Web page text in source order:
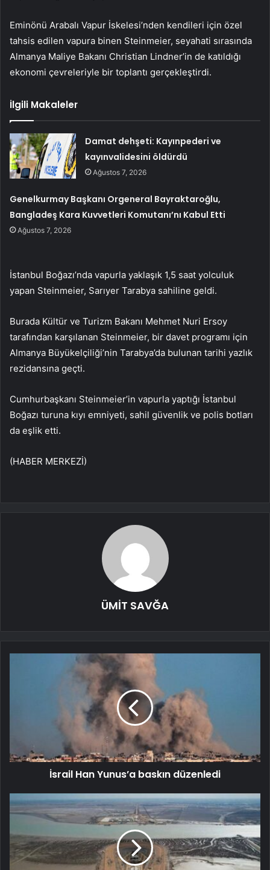
Eminönü Arabalı Vapur İskelesi’nden kendileri için özel
tahsis edilen vapura binen Steinmeier, seyahati sırasında
Almanya Maliye Bakanı Christian Lindner’in de katıldığı
ekonomi çevreleriyle bir toplantı gerçekleştirdi.
İlgili Makaleler
Damat dehşeti: Kayınpederi ve
kayınvalidesini öldürdü
Ağustos 7, 2026
Genelkurmay Başkanı Orgeneral Bayraktaroğlu,
Bangladeş Kara Kuvvetleri Komutanı’nı Kabul Etti
Ağustos 7, 2026
İstanbul Boğazı’nda vapurla yaklaşık 1,5 saat yolculuk
yapan Steinmeier, Sarıyer Tarabya sahiline geldi.
Burada Kültür ve Turizm Bakanı Mehmet Nuri Ersoy
tarafından karşılanan Steinmeier, bir davet programı için
Almanya Büyükelçiliği’nin Tarabya’da bulunan tarihi yazlık
rezidansına geçti.
Cumhurbaşkanı Steinmeier’in vapurla yaptığı İstanbul
Boğazı turuna kıyı emniyeti, sahil güvenlik ve polis botları
da eşlik etti.
(HABER MERKEZİ)
ÜMİT SAVĞA
İsrail Han Yunus’a baskın düzenledi